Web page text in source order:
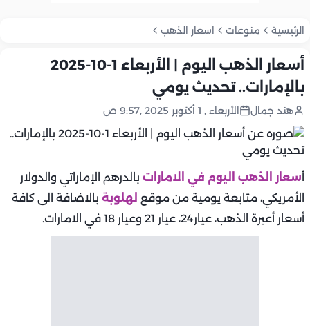
الرئيسية منوعات اسعار الذهب
أسعار الذهب اليوم | الأربعاء 1-10-2025
بالإمارات.. تحديث يومي
هند جمال الأربعاء , 1 أكتوبر 2025 ,9:57 ص
أسعار الذهب اليوم في الامارات بالدرهم الإماراتي والدولار
الأمريكي، متابعة يومية من موقع لهلوبة بالاضافة الى كافة
أسعار أعيرة الذهب، عيار24، عيار 21 وعيار 18 في الامارات.